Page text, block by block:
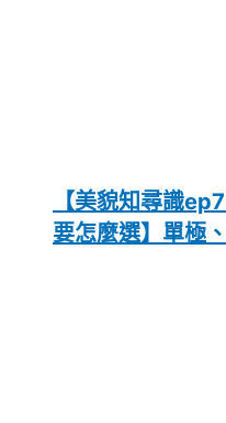
【美貌知尋識
要怎麼選】單極